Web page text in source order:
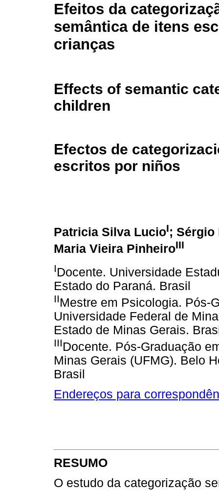
Efeitos da
semântica de itens
crianças
Effects of semantic
children
Efectos de
escritos por niños
Patricia Silva LucioI; Sérgio
Maria Vieira PinheiroIII
IDocente. Universidade
Estado do Paraná. Brasil
IIMestre em Psicologia. Pós-
Universidade Federal de
Estado de Minas Gerais.
IIIDocente. Pós-Graduação
Minas Gerais (UFMG). Belo
Brasil
Endereços para
RESUMO
O estudo da categorização